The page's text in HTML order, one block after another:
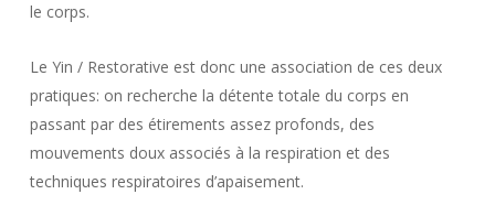
le corps.
Le Yin / Restorative est donc une association de ces deux
pratiques: on recherche la détente totale du corps en
passant par des étirements assez profonds, des
mouvements doux associés à la respiration et des
techniques respiratoires d’apaisement.